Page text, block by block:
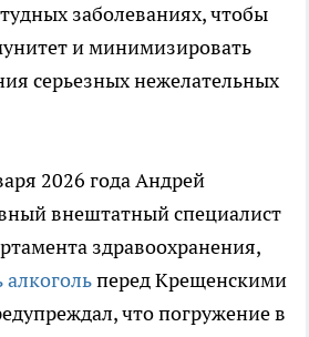
заболеваниях, чтобы
и минимизировать
серьезных нежелательных
2026 года Андрей
внештатный специалист
здравоохранения,
алкогольперед Крещенскими
что погружение в